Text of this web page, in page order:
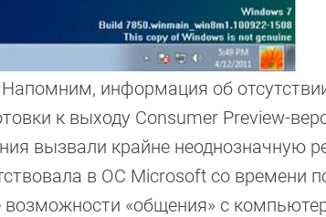
информация об
к выходу Consumer Preview-
вызвали крайне неоднозначную
в ОС Microsoft со времени
«общения» с